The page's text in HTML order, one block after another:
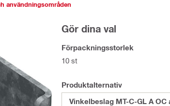
användningsområden
Gör dina val
Förpackningsstorlek
10 st
Produktalternativ
Vinkelbeslag MT-C-GL A OC